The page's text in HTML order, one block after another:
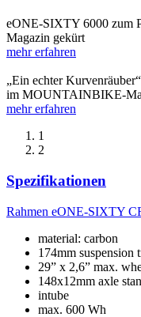
eONE-SIXTY 6000 zum
Magazin gekürt
mehr erfahren
„Ein echter
im MOUNTAINBIKE-
mehr erfahren
1
2
Spezifikationen
Rahmen eONE-SIXTY
material: carbon
174mm suspension
29” x 2,6” max.
148x12mm axle
intube
max. 600 Wh